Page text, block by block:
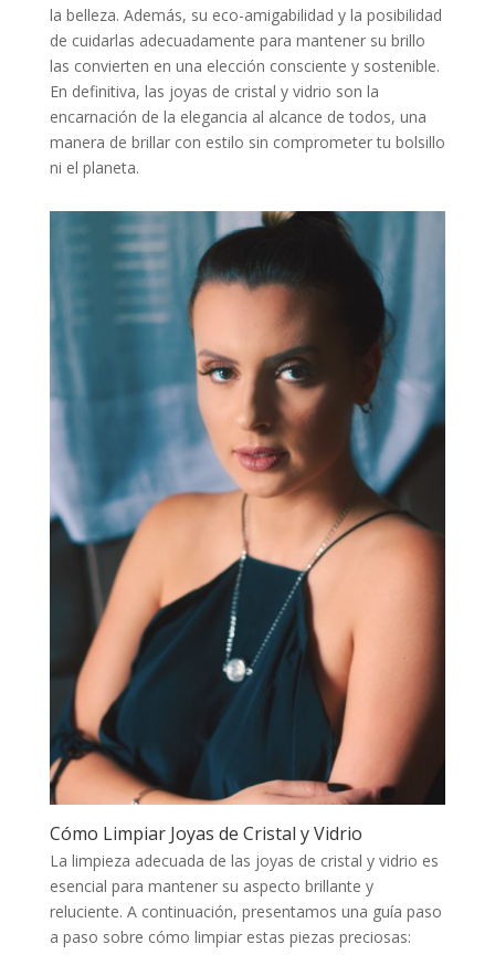
la belleza. Además, su eco-amigabilidad y la posibilidad
de cuidarlas adecuadamente para mantener su brillo
las convierten en una elección consciente y sostenible.
En definitiva, las joyas de cristal y vidrio son la
encarnación de la elegancia al alcance de todos, una
manera de brillar con estilo sin comprometer tu bolsillo
ni el planeta.
Cómo Limpiar Joyas de Cristal y Vidrio
La limpieza adecuada de las joyas de cristal y vidrio es
esencial para mantener su aspecto brillante y
reluciente. A continuación, presentamos una guía paso
a paso sobre cómo limpiar estas piezas preciosas: